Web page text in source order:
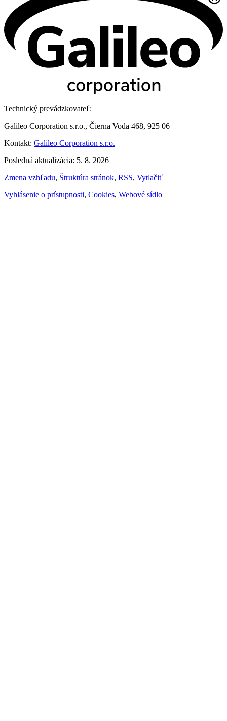
Technický prevádzkovateľ:
Galileo Corporation s.r.o., Čierna Voda 468, 925 06
Kontakt: Galileo Corporation s.r.o.
Posledná aktualizácia: 5. 8. 2026
Zmena vzhľadu, Štruktúra stránok, RSS, Vytlačiť
Vyhlásenie o prístupnosti, Cookies, Webové sídlo